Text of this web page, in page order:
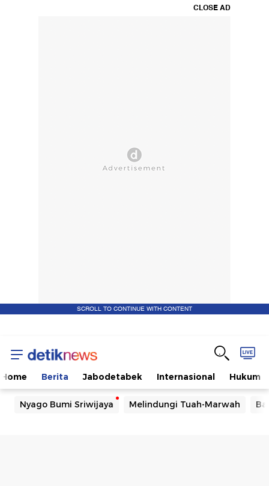
CLOSE AD
SCROLL TO CONTINUE WITH CONTENT
Home Berita Jabodetabek Internasional Hukum
Nyago Bumi Sriwijaya Melindungi Tuah-Marwah